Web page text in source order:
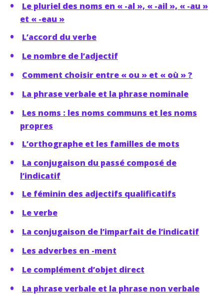
Le pluriel des noms en « -al », « -ail », « -au »
et « -eau »
L’accord du verbe
Le nombre de l’adjectif
Comment choisir entre « ou » et « où » ?
La phrase verbale et la phrase nominale
Les noms : les noms communs et les noms
propres
L’orthographe et les familles de mots
La conjugaison du passé composé de
l’indicatif
Le féminin des adjectifs qualificatifs
Le verbe
La conjugaison de l’imparfait de l’indicatif
Les adverbes en -ment
Le complément d’objet direct
La phrase verbale et la phrase non verbale